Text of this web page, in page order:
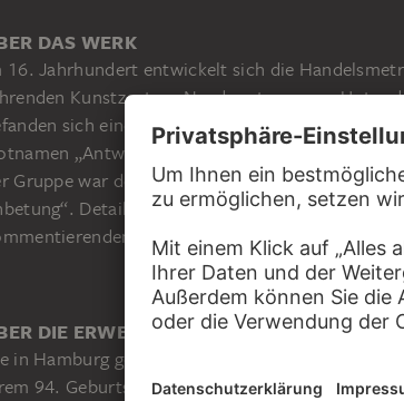
DAS WERK
16. Jahrhundert entwickelt sich die
Kunstzentren Nordwesteuropas. Unter
sich eine Reihe von eng miteinander
„Antwerpener Manieristen“
Gruppe war der nach diesem Werk benannte
Detailreich ist hier die
alttestamentlichen Szenen.
DIE ERWERBUNG
in Hamburg geborene Wahlfrankfurterin
94. Geburtstag ein großes Geschenk. Sie